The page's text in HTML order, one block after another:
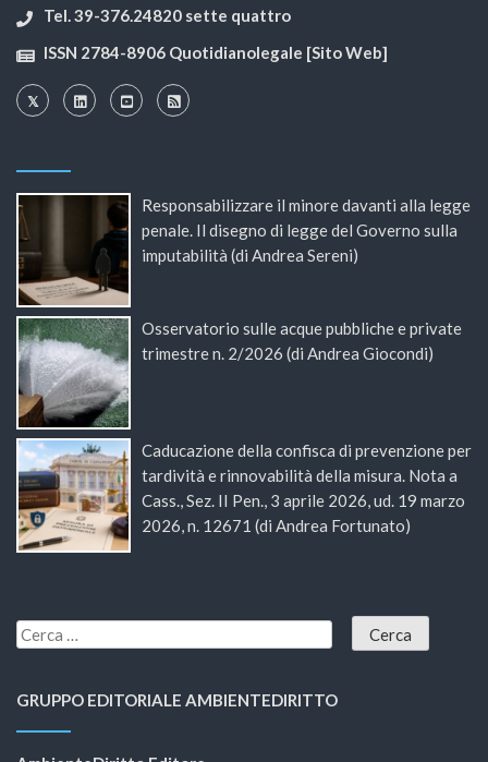
Tel. 39-376.24820 sette quattro
ISSN 2784-8906 Quotidianolegale [Sito Web]
Responsabilizzare il minore davanti alla legge
penale. Il disegno di legge del Governo sulla
imputabilità (di Andrea Sereni)
Osservatorio sulle acque pubbliche e private
trimestre n. 2/2026 (di Andrea Giocondi)
Caducazione della confisca di prevenzione per
tardività e rinnovabilità della misura. Nota a
Cass., Sez. II Pen., 3 aprile 2026, ud. 19 marzo
2026, n. 12671 (di Andrea Fortunato)
GRUPPO EDITORIALE AMBIENTEDIRITTO